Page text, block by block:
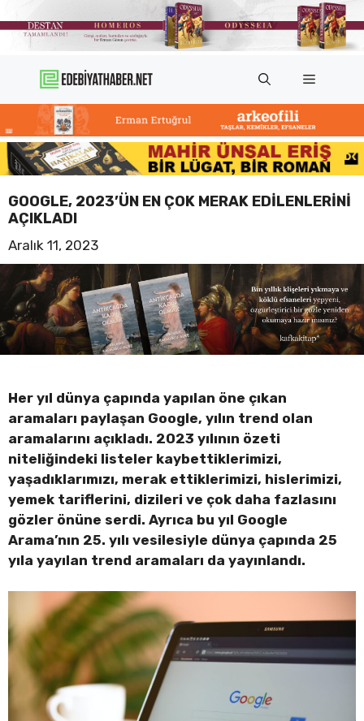
atla
Menü
GOOGLE, 2023’ÜN EN ÇOK MERAK EDILENLERINI
AÇIKLADI
Aralık 11, 2023
Her yıl dünya çapında yapılan öne çıkan
aramaları paylaşan Google, yılın trend olan
aramalarını açıkladı. 2023 yılının özeti
niteliğindeki listeler kaybettiklerimizi,
yaşadıklarımızı, merak ettiklerimizi, hislerimizi,
yemek tariflerini, dizileri ve çok daha fazlasını
gözler önüne serdi. Ayrıca bu yıl Google
Arama’nın 25. yılı vesilesiyle dünya çapında 25
yıla yayılan trend aramaları da yayınlandı.